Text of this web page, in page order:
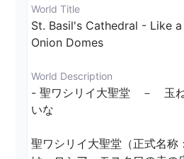
World Title
St. Basil's Cathedral - Like
Onion Domes
World Description
- 聖ワシリイ大聖堂　－　玉
いな
聖ワシリイ大聖堂（正式名称